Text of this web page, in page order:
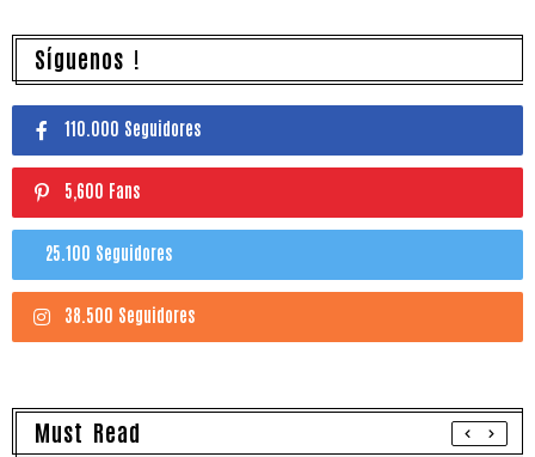
Síguenos !
110.000 Seguidores
5,600 Fans
25.100 Seguidores
38.500 Seguidores
Must Read